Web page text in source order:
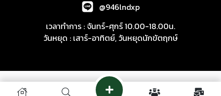
@946lndxp
เวลาทำการ : จันทร์-ศุกร์ 10.00-18.00น.
วันหยุด : เสาร์-อาทิตย์, วันหยุดนักขัตฤกษ์